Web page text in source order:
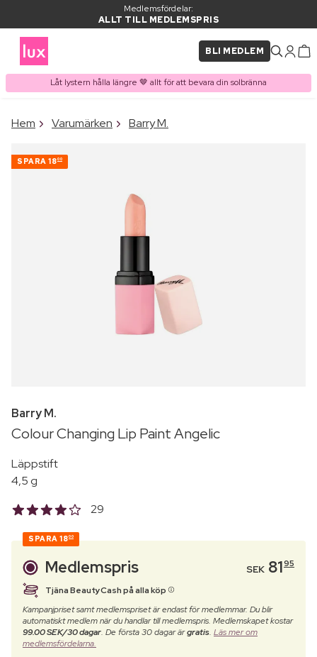
Medlemsfördelar:
ALLT TILL MEDLEMSPRIS
BLI MEDLEM
Låt lystern hålla längre 🤎 allt för att bevara din solbränna
PRODUKT I VARUKORGEN
Ofta köpt tillsammans med
Hem Varumärken Barry M.
SPARA 1800
Barry M.
Colour Changing Lip Paint Angelic
Läppstift
4,5 g
29
SPARA 1800
Medlemspris SEK 8195
Tjäna BeautyCash på alla köp
Kampanjpriset samt medlemspriset är endast för medlemmar. Du blir
automatiskt medlem när du handlar till medlemspris. Medlemskapet kostar
99.00 SEK/30 dagar. De första 30 dagar ärgratis. Läs mer om
medlemsfördelarna.